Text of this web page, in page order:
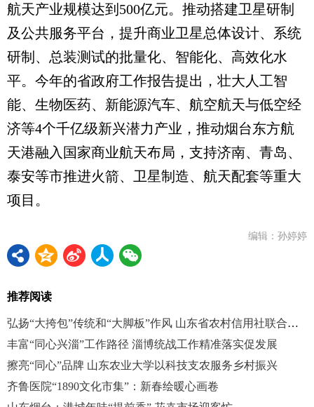
航天产业规模达到500亿元。推动搭建卫星研制
及公共服务平台，提升商业卫星总体设计、系统
研制、总装测试的批量化、智能化、高效化水
平。今年的省政府工作报告提出，壮大人工智
能、生物医药、新能源汽车、航空航天与低空经
济等4个千亿级新兴潜力产业，推动烟台东方航
天港融入国家商业航天布局，支持济南、青岛、
泰安等市推进火箭、卫星制造、航天配套等重大
项目。
编辑：孙婷婷
推荐阅读
弘扬“大挎包”传统和“大脚板”作风 山东省农村信用社联合社汇聚统战工作合力
丰富“同心兴淄”工作路径 淄博统战工作精准落实促发展
擦亮“同心”品牌 山东农业大学以科技支农服务乡村振兴
齐鲁医院“1890文化市集”：新春绘暖心画卷